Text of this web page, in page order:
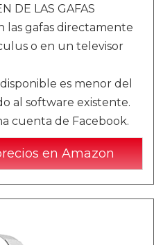
DE LAS GAFAS
las gafas directamente
o en un televisor
es menor del
al software existente.
cuenta de Facebook.
en Amazon